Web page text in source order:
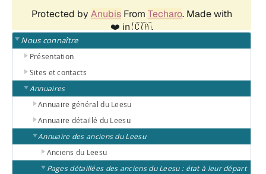
Nous connaître
Présentation
Sites et contacts
Annuaires
Annuaire général du Leesu
Annuaire détaillé du Leesu
Annuaire des anciens du Leesu
Anciens du Leesu
Pages détaillées des anciens du Leesu : état à leur départ